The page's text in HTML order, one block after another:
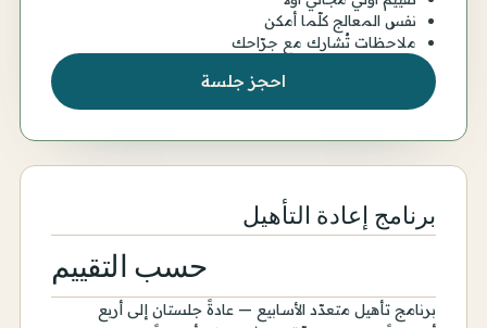
نفس المعالج كلّما أمكن
ملاحظات تُشارك مع جرّاحك
احجز جلسة
برنامج إعادة التأهيل
حسب التقييم
برنامج تأهيل متعدّد الأسابيع — عادةً جلستان إلى أربع